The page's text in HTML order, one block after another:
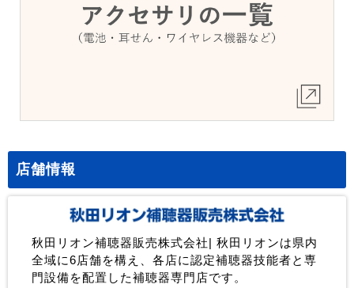
店舗情報
秋田リオン補聴器販売株式会社| 秋田リオンは県内
全域に6店舗を構え、各店に認定補聴器技能者と専
門設備を配置した補聴器専門店です。